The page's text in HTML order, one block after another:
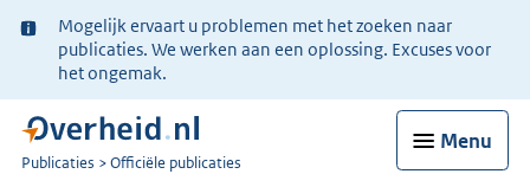
Ter
informatie:
Mogelijk ervaart u problemen met het zoeken naar
publicaties. We werken aan een oplossing. Excuses voor
het ongemak.
Menu
U
Publicaties Officiële publicaties